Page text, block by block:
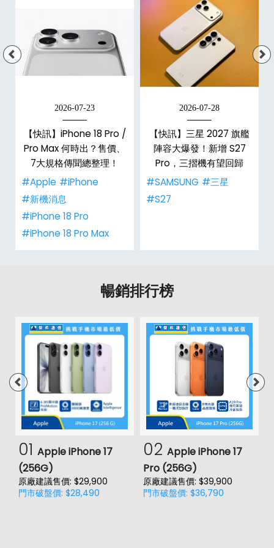
2026-07-23
【快訊】iPhone 18 Pro /
Pro Max 何時出？售價、
7大規格傳聞總整理！
#Apple #iPhone
#新機消息
#iPhone 18 Pro
#iPhone 18 Pro Max
2026-07-28
【快訊】三星 2027 旗艦
陣容大爆發！新增 S27
Pro，三摺機有望回歸
#SAMSUNG #三星
#S27
暢銷排行榜
01 Apple iPhone 17
(256G)
原廠建議售價: $29,900
門市破盤價: $28,490
02 Apple iPhone 17
Pro (256G)
原廠建議售價: $39,900
門市破盤價: $36,790